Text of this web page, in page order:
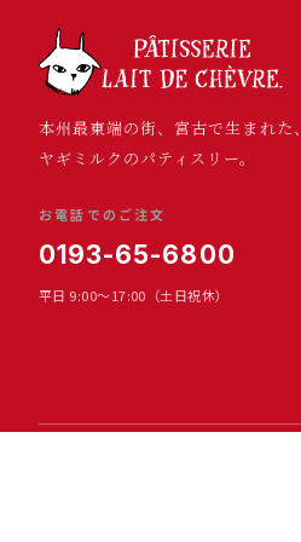
本州最東端の街、宮古で生まれた、
ヤギミルクのパティスリー。
お電話でのご注文
0193-65-6800
平日 9:00～17:00（土日祝休）